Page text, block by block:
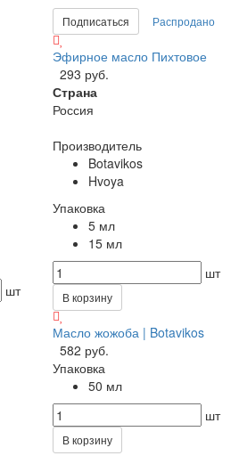
Подписаться Распродано
шт
Эфирное масло Пихтовое
293 руб.
Страна
Россия
Производитель
Botavikos
Hvoya
Упаковка
5 мл
15 мл
шт
В корзину
Масло жожоба | Botavikos
582 руб.
Упаковка
50 мл
шт
В корзину